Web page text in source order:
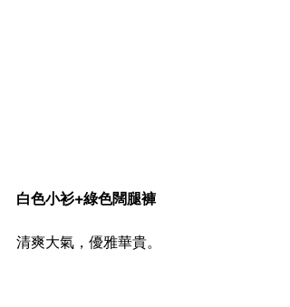
白色小衫+綠色闊腿褲
清爽大氣，優雅華貴。